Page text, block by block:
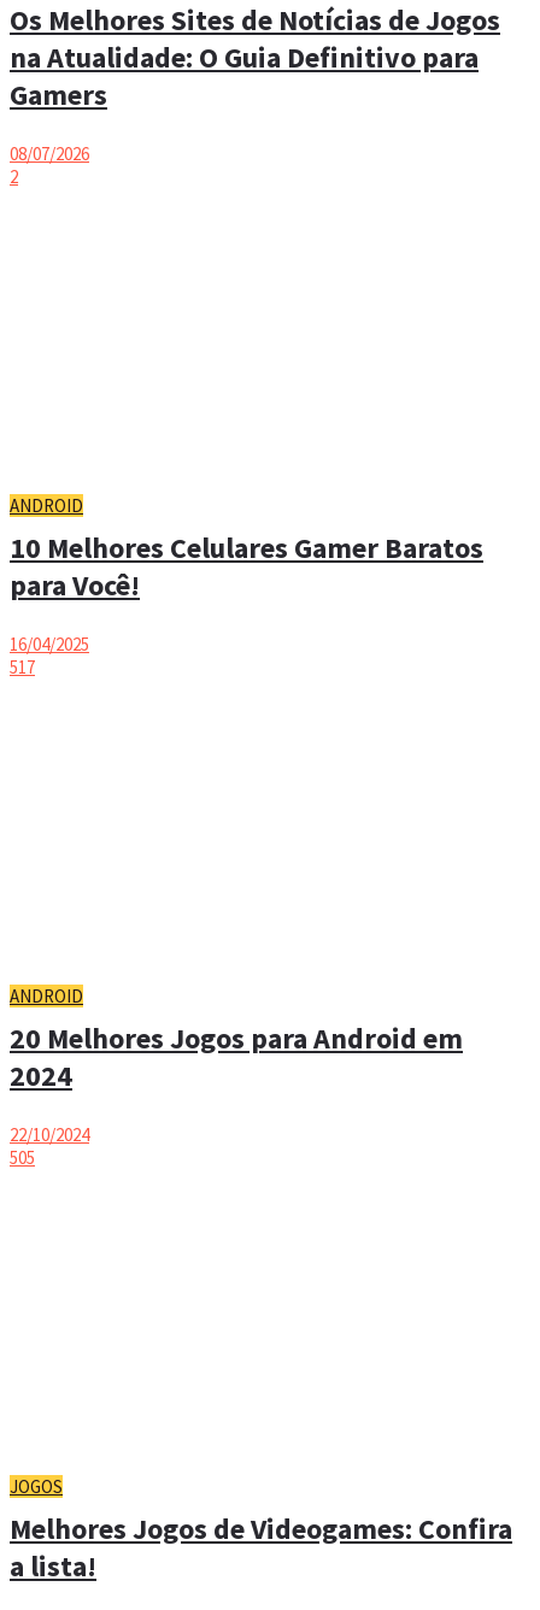
Os Melhores Sites de Notícias de Jogos
na Atualidade: O Guia Definitivo para
Gamers
08/07/2026
2
ANDROID
10 Melhores Celulares Gamer Baratos
para Você!
16/04/2025
517
ANDROID
20 Melhores Jogos para Android em
2024
22/10/2024
505
JOGOS
Melhores Jogos de Videogames: Confira
a lista!